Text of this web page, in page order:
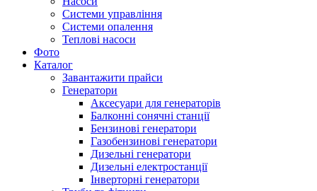
Системи управління
Системи опалення
Теплові насоси
Фото
Каталог
Завантажити прайси
Генератори
Аксесуари для генераторів
Балконні сонячні станції
Бензинові генератори
Газобензинові генератори
Дизельні генератори
Дизельні електростанції
Інверторні генератори